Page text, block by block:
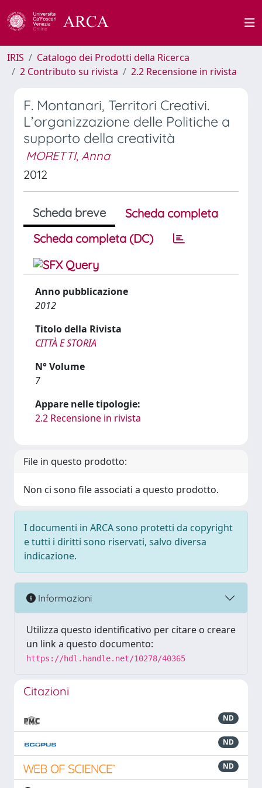
IRIS
Catalogo dei Prodotti della Ricerca
2 Contributo su rivista
2.2 Recensione in rivista
F. Montanari, Territori Creativi.
L’organizzazione delle Politiche a
supporto della creatività
MORETTI, Anna
2012
Scheda breve
Scheda completa
Scheda completa (DC)
Anno pubblicazione
2012
Titolo della Rivista
CITTÀ E STORIA
N° Volume
7
Appare nelle tipologie:
2.2 Recensione in rivista
File in questo prodotto:
Non ci sono file associati a questo prodotto.
I documenti in ARCA sono protetti da copyright
e tutti i diritti sono riservati, salvo diversa
indicazione.
Informazioni
Utilizza questo identificativo per citare o creare
un link a questo documento:
https://hdl.handle.net/10278/40365
Citazioni
ND
ND
ND